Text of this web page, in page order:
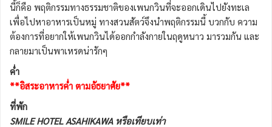
นี้ก็คือ พฤติกรรมทางธรรมชาติของเพนกวินที่จะออกเดินไปยังทะเล
เพื่อไปหาอาหารเป็นหมู่ ทางสวนสัตว์จึงนำพฤติกรรมนี้ บวกกับ ความ
ต้องการที่อยากให้เพนกวินได้ออกกำลังกายในฤดูหนาว มารวมกัน และ
กลายมาเป็นพาเหรดน่ารักๆ
ค่ำ
**อิสระอาหารค่ำ ตามอัธยาศัย**
ที่พัก
SMILE HOTEL ASAHIKAWA หรือเทียบเท่า